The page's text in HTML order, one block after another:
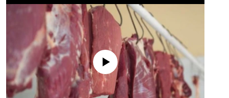
No media source currently available